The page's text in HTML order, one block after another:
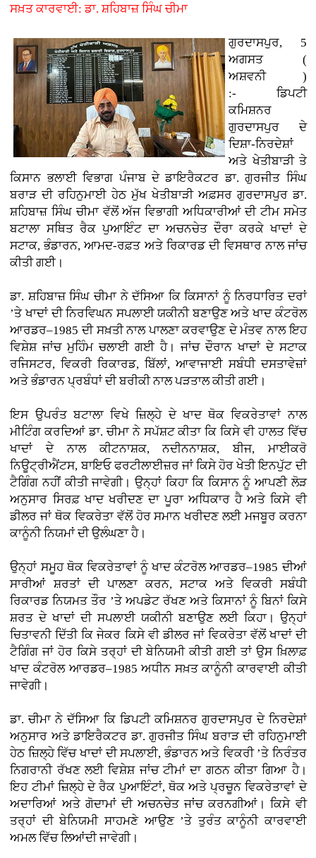
ਸਖ਼ਤ ਕਾਰਵਾਈ: ਡਾ. ਸ਼ਹਿਬਾਜ਼ ਸਿੰਘ ਚੀਮਾ
ਗੁਰਦਾਸਪੁਰ, 5
ਅਗਸਤ (
ਅਸ਼ਵਨੀ )
:- ਡਿਪਟੀ
ਕਮਿਸ਼ਨਰ
ਗੁਰਦਾਸਪੁਰ ਦੇ
ਦਿਸ਼ਾ-ਨਿਰਦੇਸ਼ਾਂ
ਅਤੇ ਖੇਤੀਬਾੜੀ ਤੇ
ਕਿਸਾਨ ਭਲਾਈ ਵਿਭਾਗ ਪੰਜਾਬ ਦੇ ਡਾਇਰੈਕਟਰ ਡਾ. ਗੁਰਜੀਤ ਸਿੰਘ
ਬਰਾੜ ਦੀ ਰਹਿਨੁਮਾਈ ਹੇਠ ਮੁੱਖ ਖੇਤੀਬਾੜੀ ਅਫ਼ਸਰ ਗੁਰਦਾਸਪੁਰ ਡਾ.
ਸ਼ਹਿਬਾਜ਼ ਸਿੰਘ ਚੀਮਾ ਵੱਲੋਂ ਅੱਜ ਵਿਭਾਗੀ ਅਧਿਕਾਰੀਆਂ ਦੀ ਟੀਮ ਸਮੇਤ
ਬਟਾਲਾ ਸਥਿਤ ਰੈਕ ਪੁਆਇੰਟ ਦਾ ਅਚਨਚੇਤ ਦੌਰਾ ਕਰਕੇ ਖਾਦਾਂ ਦੇ
ਸਟਾਕ, ਭੰਡਾਰਨ, ਆਮਦ-ਰਫ਼ਤ ਅਤੇ ਰਿਕਾਰਡ ਦੀ ਵਿਸਥਾਰ ਨਾਲ ਜਾਂਚ
ਕੀਤੀ ਗਈ।
ਡਾ. ਸ਼ਹਿਬਾਜ਼ ਸਿੰਘ ਚੀਮਾ ਨੇ ਦੱਸਿਆ ਕਿ ਕਿਸਾਨਾਂ ਨੂੰ ਨਿਰਧਾਰਿਤ ਦਰਾਂ
’ਤੇ ਖਾਦਾਂ ਦੀ ਨਿਰਵਿਘਨ ਸਪਲਾਈ ਯਕੀਨੀ ਬਣਾਉਣ ਅਤੇ ਖਾਦ ਕੰਟਰੋਲ
ਆਰਡਰ–1985 ਦੀ ਸਖ਼ਤੀ ਨਾਲ ਪਾਲਣਾ ਕਰਵਾਉਣ ਦੇ ਮੰਤਵ ਨਾਲ ਇਹ
ਵਿਸ਼ੇਸ਼ ਜਾਂਚ ਮੁਹਿੰਮ ਚਲਾਈ ਗਈ ਹੈ। ਜਾਂਚ ਦੌਰਾਨ ਖਾਦਾਂ ਦੇ ਸਟਾਕ
ਰਜਿਸਟਰ, ਵਿਕਰੀ ਰਿਕਾਰਡ, ਬਿੱਲਾਂ, ਆਵਾਜਾਈ ਸਬੰਧੀ ਦਸਤਾਵੇਜ਼ਾਂ
ਅਤੇ ਭੰਡਾਰਨ ਪ੍ਰਬੰਧਾਂ ਦੀ ਬਰੀਕੀ ਨਾਲ ਪੜਤਾਲ ਕੀਤੀ ਗਈ।
ਇਸ ਉਪਰੰਤ ਬਟਾਲਾ ਵਿਖੇ ਜ਼ਿਲ੍ਹੇ ਦੇ ਖਾਦ ਥੋਕ ਵਿਕਰੇਤਾਵਾਂ ਨਾਲ
ਮੀਟਿੰਗ ਕਰਦਿਆਂ ਡਾ. ਚੀਮਾ ਨੇ ਸਪੱਸ਼ਟ ਕੀਤਾ ਕਿ ਕਿਸੇ ਵੀ ਹਾਲਤ ਵਿੱਚ
ਖਾਦਾਂ ਦੇ ਨਾਲ ਕੀਟਨਾਸ਼ਕ, ਨਦੀਨਨਾਸ਼ਕ, ਬੀਜ, ਮਾਈਕਰੋ
ਨਿਊਟ੍ਰੀਐਂਟਸ, ਬਾਇਓ ਫਰਟੀਲਾਈਜ਼ਰ ਜਾਂ ਕਿਸੇ ਹੋਰ ਖੇਤੀ ਇਨਪੁੱਟ ਦੀ
ਟੈਗਿੰਗ ਨਹੀਂ ਕੀਤੀ ਜਾਵੇਗੀ। ਉਨ੍ਹਾਂ ਕਿਹਾ ਕਿ ਕਿਸਾਨ ਨੂੰ ਆਪਣੀ ਲੋੜ
ਅਨੁਸਾਰ ਸਿਰਫ਼ ਖਾਦ ਖਰੀਦਣ ਦਾ ਪੂਰਾ ਅਧਿਕਾਰ ਹੈ ਅਤੇ ਕਿਸੇ ਵੀ
ਡੀਲਰ ਜਾਂ ਥੋਕ ਵਿਕਰੇਤਾ ਵੱਲੋਂ ਹੋਰ ਸਮਾਨ ਖਰੀਦਣ ਲਈ ਮਜਬੂਰ ਕਰਨਾ
ਕਾਨੂੰਨੀ ਨਿਯਮਾਂ ਦੀ ਉਲੰਘਣਾ ਹੈ।
ਉਨ੍ਹਾਂ ਸਮੂਹ ਥੋਕ ਵਿਕਰੇਤਾਵਾਂ ਨੂੰ ਖਾਦ ਕੰਟਰੋਲ ਆਰਡਰ–1985 ਦੀਆਂ
ਸਾਰੀਆਂ ਸ਼ਰਤਾਂ ਦੀ ਪਾਲਣਾ ਕਰਨ, ਸਟਾਕ ਅਤੇ ਵਿਕਰੀ ਸਬੰਧੀ
ਰਿਕਾਰਡ ਨਿਯਮਤ ਤੌਰ ’ਤੇ ਅਪਡੇਟ ਰੱਖਣ ਅਤੇ ਕਿਸਾਨਾਂ ਨੂੰ ਬਿਨਾਂ ਕਿਸੇ
ਸ਼ਰਤ ਦੇ ਖਾਦਾਂ ਦੀ ਸਪਲਾਈ ਯਕੀਨੀ ਬਣਾਉਣ ਲਈ ਕਿਹਾ। ਉਨ੍ਹਾਂ
ਚਿਤਾਵਨੀ ਦਿੱਤੀ ਕਿ ਜੇਕਰ ਕਿਸੇ ਵੀ ਡੀਲਰ ਜਾਂ ਵਿਕਰੇਤਾ ਵੱਲੋਂ ਖਾਦਾਂ ਦੀ
ਟੈਗਿੰਗ ਜਾਂ ਹੋਰ ਕਿਸੇ ਤਰ੍ਹਾਂ ਦੀ ਬੇਨਿਯਮੀ ਕੀਤੀ ਗਈ ਤਾਂ ਉਸ ਖ਼ਿਲਾਫ਼
ਖਾਦ ਕੰਟਰੋਲ ਆਰਡਰ–1985 ਅਧੀਨ ਸਖ਼ਤ ਕਾਨੂੰਨੀ ਕਾਰਵਾਈ ਕੀਤੀ
ਜਾਵੇਗੀ।
ਡਾ. ਚੀਮਾ ਨੇ ਦੱਸਿਆ ਕਿ ਡਿਪਟੀ ਕਮਿਸ਼ਨਰ ਗੁਰਦਾਸਪੁਰ ਦੇ ਨਿਰਦੇਸ਼ਾਂ
ਅਨੁਸਾਰ ਅਤੇ ਡਾਇਰੈਕਟਰ ਡਾ. ਗੁਰਜੀਤ ਸਿੰਘ ਬਰਾੜ ਦੀ ਰਹਿਨੁਮਾਈ
ਹੇਠ ਜ਼ਿਲ੍ਹੇ ਵਿੱਚ ਖਾਦਾਂ ਦੀ ਸਪਲਾਈ, ਭੰਡਾਰਨ ਅਤੇ ਵਿਕਰੀ ’ਤੇ ਨਿਰੰਤਰ
ਨਿਗਰਾਨੀ ਰੱਖਣ ਲਈ ਵਿਸ਼ੇਸ਼ ਜਾਂਚ ਟੀਮਾਂ ਦਾ ਗਠਨ ਕੀਤਾ ਗਿਆ ਹੈ।
ਇਹ ਟੀਮਾਂ ਜ਼ਿਲ੍ਹੇ ਦੇ ਰੈਕ ਪੁਆਇੰਟਾਂ, ਥੋਕ ਅਤੇ ਪ੍ਰਚੂਨ ਵਿਕਰੇਤਾਵਾਂ ਦੇ
ਅਦਾਰਿਆਂ ਅਤੇ ਗੋਦਾਮਾਂ ਦੀ ਅਚਨਚੇਤ ਜਾਂਚ ਕਰਨਗੀਆਂ। ਕਿਸੇ ਵੀ
ਤਰ੍ਹਾਂ ਦੀ ਬੇਨਿਯਮੀ ਸਾਹਮਣੇ ਆਉਣ ’ਤੇ ਤੁਰੰਤ ਕਾਨੂੰਨੀ ਕਾਰਵਾਈ
ਅਮਲ ਵਿੱਚ ਲਿਆਂਦੀ ਜਾਵੇਗੀ।